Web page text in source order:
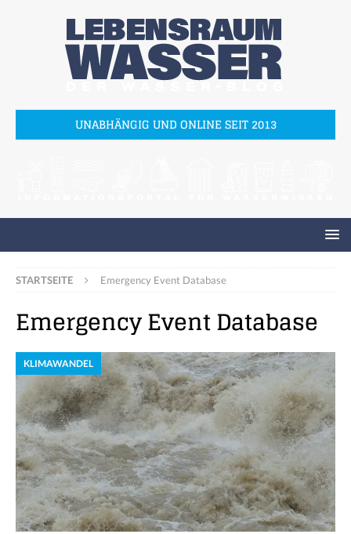
UNABHÄNGIG UND ONLINE SEIT 2013
STARTSEITE Emergency Event Database
Emergency Event Database
KLIMAWANDEL